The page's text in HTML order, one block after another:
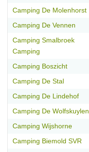
Camping De Molenhorst
Camping De Vennen
Camping Smalbroek
Camping
Camping Boszicht
Camping De Stal
Camping De Lindehof
Camping De Wolfskuylen
Camping Wijshorne
Camping Biemold SVR